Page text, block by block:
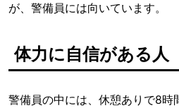
が、警備員には向いています。
体力に自信がある人
警備員の中には、休憩ありで8時